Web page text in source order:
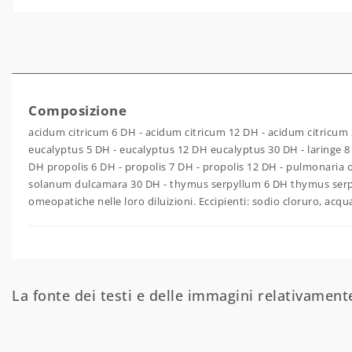
Composizione
acidum citricum 6 DH - acidum citricum 12 DH - acidum
eucalyptus 5 DH - eucalyptus 12 DH eucalyptus 30 DH - laringe
DH propolis 6 DH - propolis 7 DH - propolis 12 DH -
solanum dulcamara 30 DH - thymus serpyllum 6 DH thymus
omeopatiche nelle loro diluizioni. Eccipienti: sodio cloruro,
La fonte dei testi e delle immagini